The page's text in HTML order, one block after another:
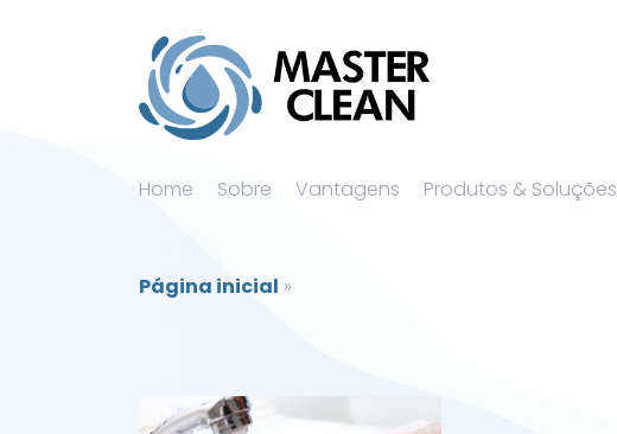
Home Sobre Vantagens Produtos & Soluções
Página inicial »